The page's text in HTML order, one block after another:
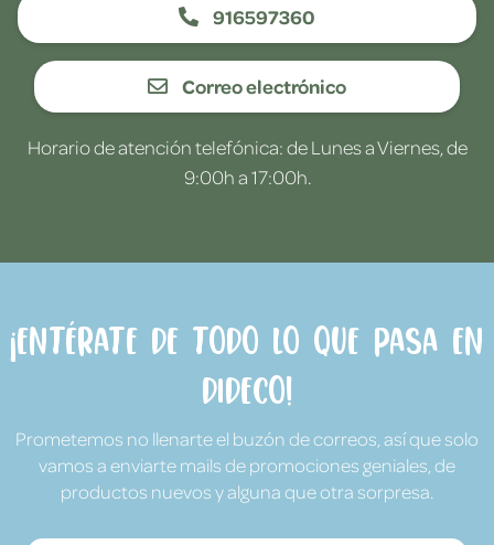
916597360
Correo electrónico
Horario de atención telefónica: de Lunes a Viernes, de
9:00h a 17:00h.
¡Entérate de todo lo que pasa en
Dideco!
Prometemos no llenarte el buzón de correos, así que solo
vamos a enviarte mails de promociones geniales, de
productos nuevos y alguna que otra sorpresa.